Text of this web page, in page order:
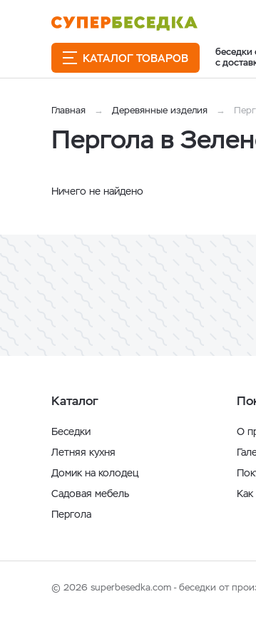
беседки
с
КАТАЛОГ ТОВАРОВ
Главная Деревянные изделия
Пергола в
Ничего не найдено
Каталог
Беседки
Летняя кухня
Домик на колодец
Садовая мебель
Пергола
О
Как
© 2026 superbesedka.com - беседки от